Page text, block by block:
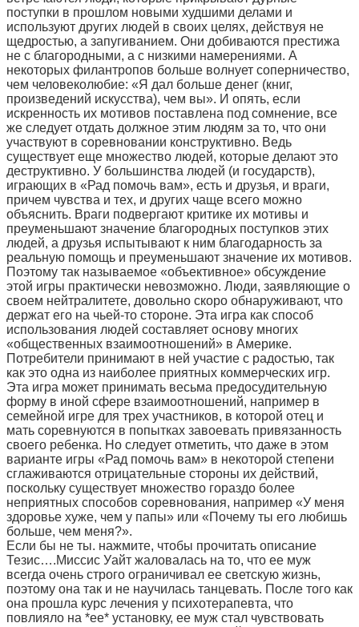
поступки в прошлом новыми худшими делами и
используют других людей в своих целях, действуя не
щедростью, а запугиванием. Они добиваются престижа
не с благородными, а с низкими намерениями. А
некоторых филантропов больше волнует соперничество,
чем человеколюбие: «Я дал больше денег (книг,
произведений искусства), чем вы». И опять, если
искренность их мотивов поставлена под сомнение, все
же следует отдать должное этим людям за то, что они
участвуют в соревновании конструктивно. Ведь
существует еще множество людей, которые делают это
деструктивно. У большинства людей (и государств),
играющих в «Рад помочь вам», есть и друзья, и враги,
причем чувства и тех, и других чаще всего можно
объяснить. Враги подвергают критике их мотивы и
преуменьшают значение благородных поступков этих
людей, а друзья испытывают к ним благодарность за
реальную помощь и преуменьшают значение их мотивов.
Поэтому так называемое «объективное» обсуждение
этой игры практически невозможно. Люди, заявляющие о
своем нейтралитете, довольно скоро обнаруживают, что
держат его на чьей-то стороне. Эта игра как способ
использования людей составляет основу многих
«общественных взаимоотношений» в Америке.
Потребители принимают в ней участие с радостью, так
как это одна из наиболее приятных коммерческих игр.
Эта игра может принимать весьма предосудительную
форму в иной сфере взаимоотношений, например в
семейной игре для трех участников, в которой отец и
мать соревнуются в попытках завоевать привязанность
своего ребенка. Hо следует отметить, что даже в этом
варианте игры «Рад помочь вам» в некоторой степени
сглаживаются отрицательные стороны их действий,
поскольку существует множество гораздо более
неприятных способов соревнования, например «У меня
здоровье хуже, чем у папы» или «Почему ты его любишь
больше, чем меня?».
Если бы не ты. нажмите, чтобы прочитать описание
Тезис….Миссис Уайт жаловалась на то, что ее муж
всегда очень строго ограничивал ее светскую жизнь,
поэтому она так и не научилась танцевать. После того как
она прошла курс лечения у психотерапевта, что
повлияло на *ее* установку, ее муж стал чувствовать